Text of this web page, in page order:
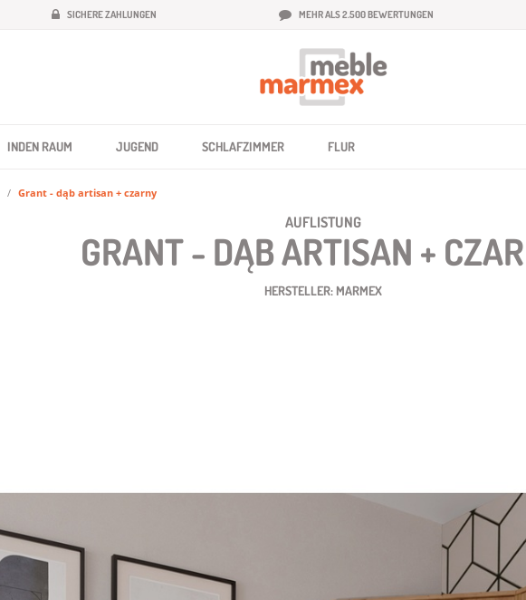
SICHERE ZAHLUNGEN MEHR ALS 2.500 BEWERTUNGEN
INDEN RAUM JUGEND SCHLAFZIMMER FLUR
Grant - dąb artisan + czarny
AUFLISTUNG
GRANT - DĄB ARTISAN +
HERSTELLER: MARMEX